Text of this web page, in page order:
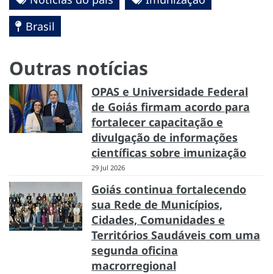
Brasil
Outras notícias
OPAS e Universidade Federal
de Goiás firmam acordo para
fortalecer capacitação e
divulgação de informações
científicas sobre imunização
29 Jul 2026
Goiás continua fortalecendo
sua Rede de Municípios,
Cidades, Comunidades e
Territórios Saudáveis com uma
segunda oficina
macrorregional